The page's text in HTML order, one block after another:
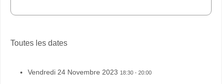
Toutes les dates
Vendredi 24 Novembre 2023 18:30 - 20:00